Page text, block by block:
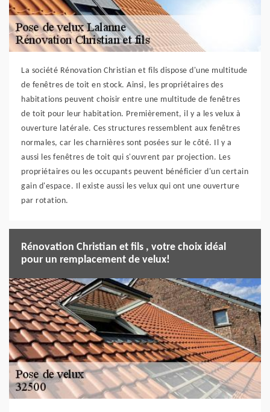
La société Rénovation Christian et fils dispose d'une multitude
de fenêtres de toit en stock. Ainsi, les propriétaires des
habitations peuvent choisir entre une multitude de fenêtres
de toit pour leur habitation. Premièrement, il y a les velux à
ouverture latérale. Ces structures ressemblent aux fenêtres
normales, car les charnières sont posées sur le côté. Il y a
aussi les fenêtres de toit qui s'ouvrent par projection. Les
propriétaires ou les occupants peuvent bénéficier d'un certain
gain d'espace. Il existe aussi les velux qui ont une ouverture
par rotation.
Rénovation Christian et fils , votre choix idéal
pour un remplacement de velux!